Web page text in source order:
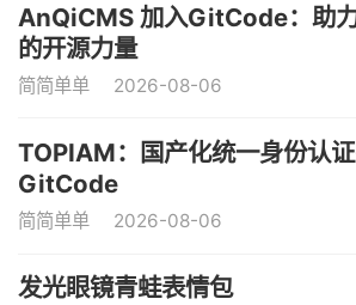
AnQiCMS 加入GitCode：助
的开源力量
简简单单 2026-08-06
TOPIAM：国产化统一身份认
GitCode
简简单单 2026-08-06
发光眼镜青蛙表情包